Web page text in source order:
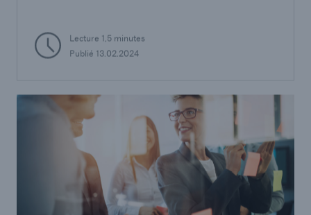
Lecture 1,5 minutes
Publié 13.02.2024